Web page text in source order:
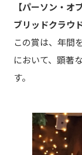
【パーソン・
ブリッドクラウ
この賞は、年間
において、顕著
す。